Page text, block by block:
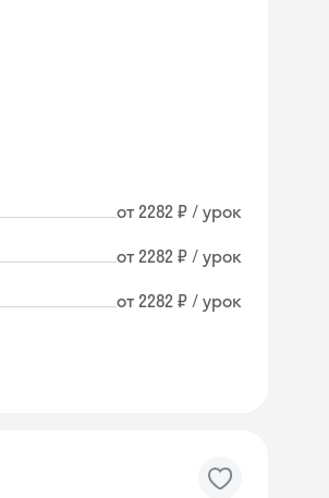
от 2282 ₽ / урок
от 2282 ₽ / урок
от 2282 ₽ / урок